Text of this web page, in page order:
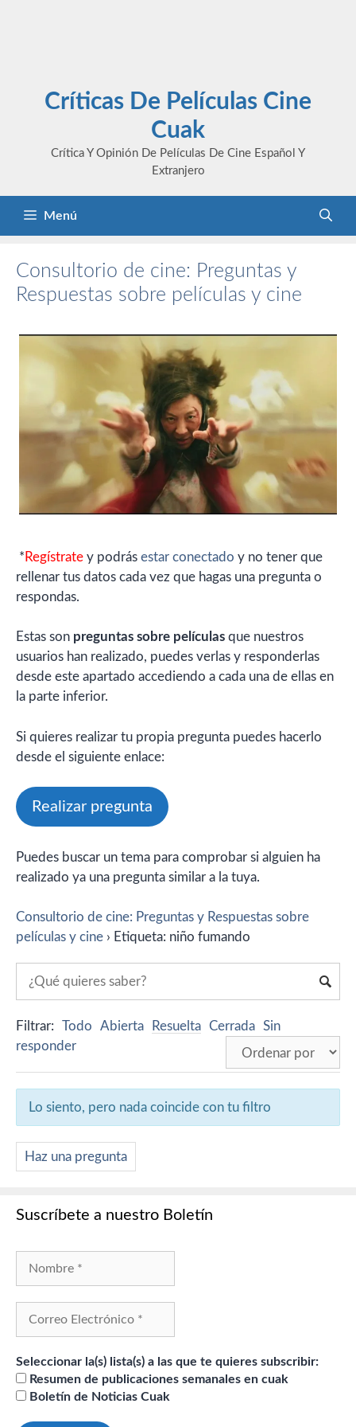
Críticas De Películas Cine
Cuak
Crítica Y Opinión De Películas De Cine Español Y
Extranjero
Menú
Consultorio de cine: Preguntas y
Respuestas sobre películas y cine
* Regístrate y podrás estar conectado y no tener que
rellenar tus datos cada vez que hagas una pregunta o
respondas.
Estas son preguntas sobre películas que nuestros
usuarios han realizado, puedes verlas y responderlas
desde este apartado accediendo a cada una de ellas en
la parte inferior.
Si quieres realizar tu propia pregunta puedes hacerlo
desde el siguiente enlace:
Realizar pregunta
Puedes buscar un tema para comprobar si alguien ha
realizado ya una pregunta similar a la tuya.
Consultorio de cine: Preguntas y Respuestas sobre
películas y cine › Etiqueta: niño fumando
Filtrar: Todo Abierta Resuelta Cerrada Sin
responder
Lo siento, pero nada coincide con tu filtro
Haz una pregunta
Suscríbete a nuestro Boletín
Seleccionar la(s) lista(s) a las que te quieres subscribir:
Resumen de publicaciones semanales en cuak
Boletín de Noticias Cuak